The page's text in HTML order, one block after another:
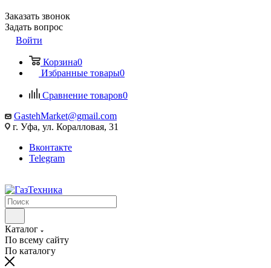
Заказать звонок
Задать вопрос
Войти
Корзина0
Избранные товары0
Сравнение товаров0
GastehMarket@gmail.com
г. Уфа, ул. Коралловая, 31
Вконтакте
Telegram
Каталог
По всему сайту
По каталогу